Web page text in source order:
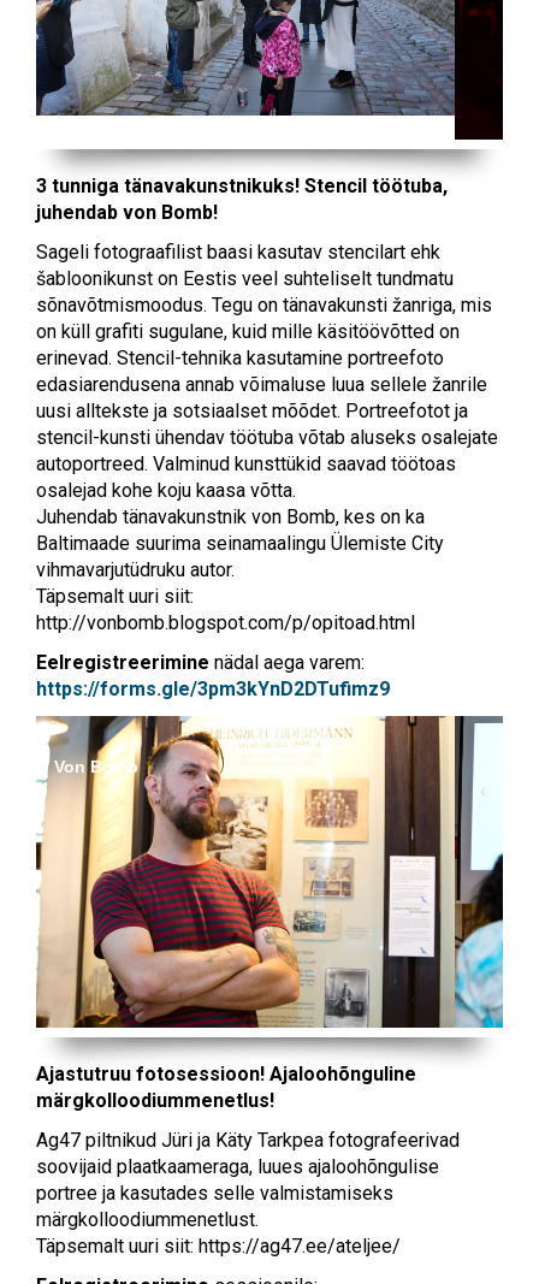
3 tunniga tänavakunstnikuks! Stencil töötuba,
juhendab von Bomb!
Sageli fotograafilist baasi kasutav stencilart ehk
šabloonikunst on Eestis veel suhteliselt tundmatu
sõnavõtmismoodus. Tegu on tänavakunsti žanriga, mis
on küll grafiti sugulane, kuid mille käsitöövõtted on
erinevad. Stencil-tehnika kasutamine portreefoto
edasiarendusena annab võimaluse luua sellele žanrile
uusi alltekste ja sotsiaalset mõõdet. Portreefotot ja
stencil-kunsti ühendav töötuba võtab aluseks osalejate
autoportreed. Valminud kunsttükid saavad töötoas
osalejad kohe koju kaasa võtta.
Juhendab tänavakunstnik von Bomb, kes on ka
Baltimaade suurima seinamaalingu Ülemiste City
vihmavarjutüdruku autor.
Täpsemalt uuri siit:
http://vonbomb.blogspot.com/p/opitoad.html
Eelregistreerimine nädal aega varem:
https://forms.gle/3pm3kYnD2DTufimz9
Von Bomb
Ajastutruu fotosessioon! Ajaloohõnguline
märgkolloodiummenetlus!
Ag47 piltnikud Jüri ja Käty Tarkpea fotografeerivad
soovijaid plaatkaameraga, luues ajaloohõngulise
portree ja kasutades selle valmistamiseks
märgkolloodiummenetlust.
Täpsemalt uuri siit: https://ag47.ee/ateljee/